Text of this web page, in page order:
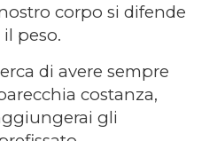
corpo si difende
peso.
di avere sempre
costanza,
gli